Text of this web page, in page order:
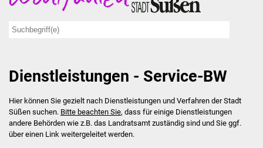
Ausschüsse
Ratsinformationssystem
Jugendbeirat
Dienstleistungen - Service-BW
Hier können Sie gezielt nach Dienstleistungen und Verfahren der Stadt
Süßen suchen. Bitte beachten Sie, dass für einige Dienstleistungen
andere Behörden wie z.B. das Landratsamt zuständig sind und Sie ggf.
über einen Link weitergeleitet werden.